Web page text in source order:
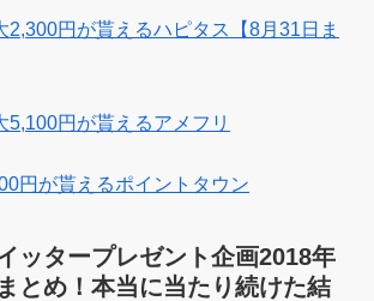
2,300円が貰えるハピタス【8月31日ま
5,100円が貰えるアメフリ
円が貰えるポイントタウン
ッタープレゼント企画2018年
とめ！本当に当たり続けた結